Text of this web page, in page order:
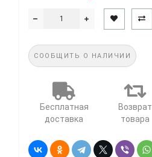
СООБЩИТЬ О НАЛИЧИИ
Бесплатная
доставка
Возврат
товара